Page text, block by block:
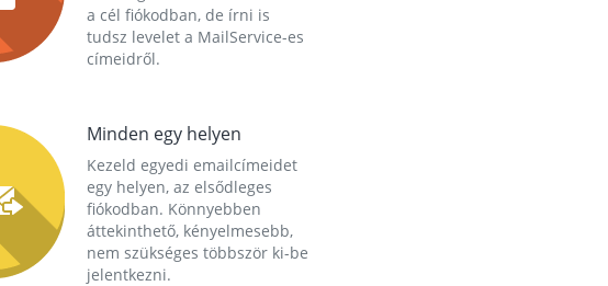
a cél fiókodban, de írni is
tudsz levelet a MailService-es
címeidről.
Minden egy helyen
Kezeld egyedi emailcímeidet
egy helyen, az elsődleges
fiókodban. Könnyebben
áttekinthető, kényelmesebb,
nem szükséges többször ki-be
jelentkezni.